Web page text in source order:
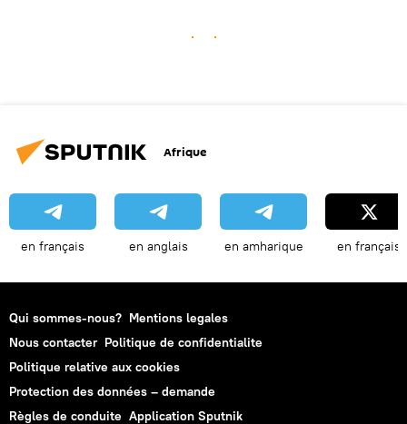
Afrique
en français en anglais en amharique en français
Qui sommes-nous? Mentions legales
Nous contacter Politique de confidentialite
Politique relative aux cookies
Protection des données – demande
Règles de conduite Application Sputnik